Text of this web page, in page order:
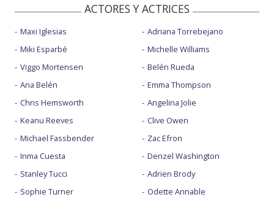
ACTORES Y ACTRICES
Maxi Iglesias
Miki Esparbé
Viggo Mortensen
Ana Belén
Chris Hemsworth
Keanu Reeves
Michael Fassbender
Inma Cuesta
Stanley Tucci
Sophie Turner
Adriana Torrebejano
Michelle Williams
Belén Rueda
Emma Thompson
Angelina Jolie
Clive Owen
Zac Efron
Denzel Washington
Adrien Brody
Odette Annable